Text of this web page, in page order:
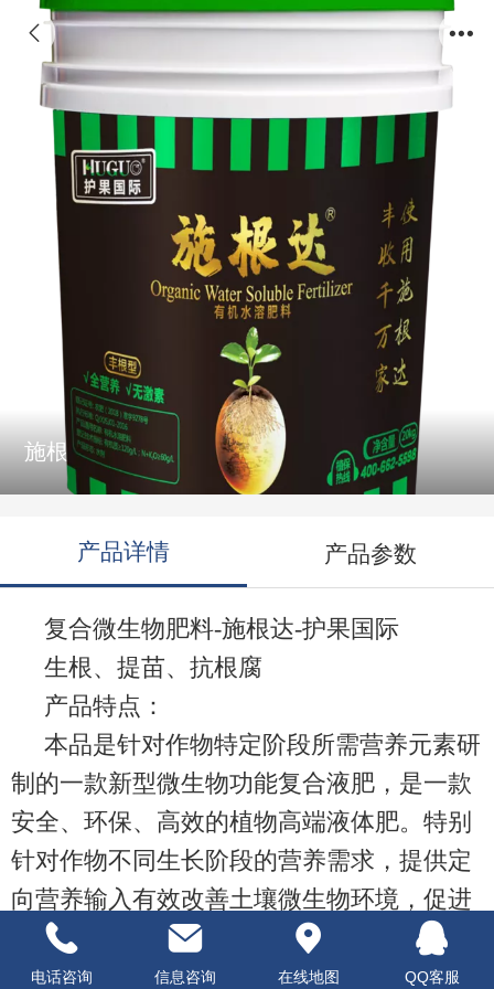
施根达有机水溶肥料
产品详情 产品参数
复合微生物肥料-施根达-护果国际
生根、提苗、抗根腐
产品特点：
本品是针对作物特定阶段所需营养元素研
制的一款新型微生物功能复合液肥，是一款
安全、环保、高效的植物高端液体肥。特别
针对作物不同生长阶段的营养需求，提供定
向营养输入有效改善土壤微生物环境，促进
土壤中养分的释放，根系发达，营养吸收能
力增强，叶片浓绿，光合作用增强，提高植
电话咨询 信息咨询 在线地图 QQ客服